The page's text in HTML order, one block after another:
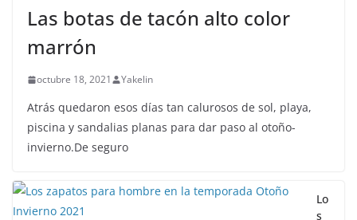
Las botas de tacón alto color
marrón
octubre 18, 2021 Yakelin
Atrás quedaron esos días tan calurosos de sol, playa,
piscina y sandalias planas para dar paso al otoño-
invierno.De seguro
Lo
s